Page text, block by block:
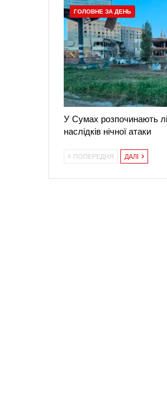
ГОЛОВНЕ ЗА ДЕНЬ
У Сумах розпочинають
наслідків нічної атаки
ПОПЕРЕДНЯ ДАЛІ